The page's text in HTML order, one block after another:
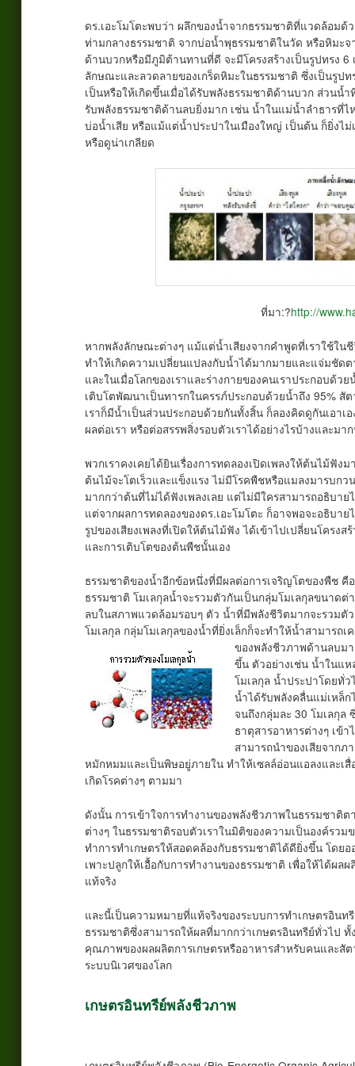
ดร.เอะโมโตะพบว่า ผลึกของน้ำจากธรรมชาติที่แวดล้อม
ท่ามกลางธรรมชาติ จากบ่อน้ำพุธรรมชาติในวัด หรือหิมะ
ด้านบวกหรือมีภูมิต้านทานที่ดี จะมีโครงสร้างเป็นรูปทรง
ลักษณะและลวดลายของเกร็ดหิมะในธรรมชาติ ซึ่งเป็นรูป
เป็นหรือให้เกิดขึ้นเมื่อได้รับพลังธรรมชาติด้านบวก ส่วน
รับพลังธรรมชาติด้านลบยิ่งมาก เช่น น้ำในแม่น้ำลำธารที่
บ่อน้ำเสีย หรือแม้แต่น้ำประปาในเมืองใหญ่ เป็นต้น ก็ยิ่งไ
หรือดูน่าเกลียด
ที่มา:?http://
หากพลังลักษณะต่างๆ แม้แต่น้ำเสียงจากคำพูดที่เราใช้ใน
ทำให้เกิดความเปลี่ยนแปลงกับน้ำได้มากมายและแจ่มชัด
และในเมื่อโลกของเราและร่างกายของคนเราประกอบด้
เติบโตพัฒนาเป็นทารกในครรภ์ประกอบด้วยน้ำถึง 95%
เราก็มีน้ำเป็นส่วนประกอบด้วยกันทั้งสิ้น ก็ลองคิดดูกันเอา
ผลต่อเรา หรือต่อสรรพสิ่งรอบตัวเราได้อย่างไรบ้างและม
พวกเราคงเคยได้ยินเรื่องการทดลองเปิดเพลงให้ต้นไม้ฟัง
ต้นไม้จะโตเร็วและแข็งแรง ไม่มีโรคพืชหรือแมลงมารบก
มากกว่าต้นที่ไม่ได้ฟังเพลงเลย แต่ไม่มีใครสามารถอธิบา
แต่จากผลการทดลองของดร.เอะโมโตะ ก็อาจพอจะอธิบา
รูปของเสียงเพลงที่เปิดให้ต้นไม้ฟัง ได้เข้าไปเปลี่ยนโคร
และการเติบโตของต้นพืชนั้นเอง
ธรรมชาติของน้ำอีกข้อหนึ่งที่มีผลต่อการเจริญโตของพืช คื
ธรรมชาติ โมเลกุลน้ำจะรวมตัวกันเป็นกลุ่มโมเลกุลขนา
ลบในสภาพแวดล้อมรอบๆ ตัว น้ำที่มีพลังชีวิตมากจะรวมตั
โมเลกุล กลุ่มโมเลกุลของน้ำที่ยิ่งเล็กก็จะทำให้น้ำสามารถ
ของพลังชีวภาพด้านลบม
ขึ้น ตัวอย่างเช่น น้ำในแ
โมเลกุล น้ำประปาโดยทั่
น้ำได้รับพลังคลื่นแม่เหล็
จนถึงกลุ่มละ 30 โมเลกุล
ธาตุสารอาหารต่างๆ เข้
สามารถนำของเสียจากภ
หมักหมมและเป็นพิษอยู่ภายใน ทำให้เซลล์อ่อนแอลงและ
เกิดโรคต่างๆ ตามมา
ดังนั้น การเข้าใจการทำงานของพลังชีวภาพในธรรมชาติ
ต่างๆ ในธรรมชาติรอบตัวเราในมิติของความเป็นองค์รว
ทำการทำเกษตรให้สอดคล้องกับธรรมชาติได้ดียิ่งขึ้น โดย
เพาะปลูกให้เอื้อกับการทำงานของธรรมชาติ เพื่อให้ได้ผ
แท้จริง
และนี้เป็นความหมายที่แท้จริงของระบบการทำเกษตรอิน
ธรรมชาติซึ่งสามารถให้ผลที่มากกว่าเกษตรอินทรีย์ทั่วไป
คุณภาพของผลผลิตการเกษตรหรืออาหารสำหรับคนและ
ระบบนิเวศของโลก
เกษตรอินทรีย์พลังชีวภาพ